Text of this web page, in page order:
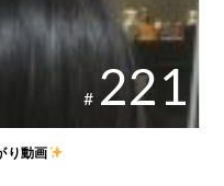
# 221
り動画